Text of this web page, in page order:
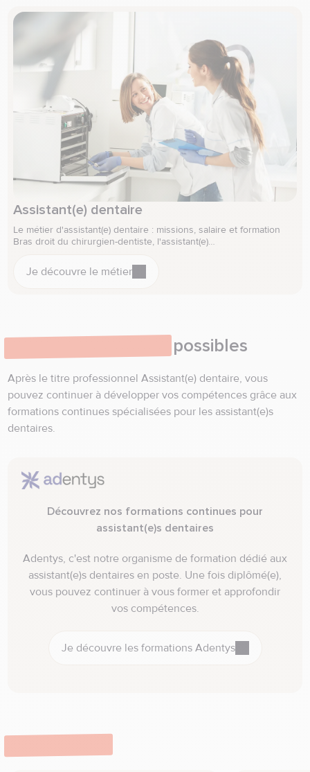
Assistant(e) dentaire
Le métier d'assistant(e) dentaire : missions, salaire et formation
Bras droit du chirurgien-dentiste, l'assistant(e)…
Je découvre le métier
possibles
Après le titre professionnel Assistant(e) dentaire, vous
pouvez continuer à développer vos compétences grâce aux
formations continues spécialisées pour les assistant(e)s
dentaires.
Découvrez nos formations continues pour
assistant(e)s dentaires
Adentys, c'est notre organisme de formation dédié aux
assistant(e)s dentaires en poste. Une fois diplômé(e),
vous pouvez continuer à vous former et approfondir
vos compétences.
Je découvre les formations Adentys